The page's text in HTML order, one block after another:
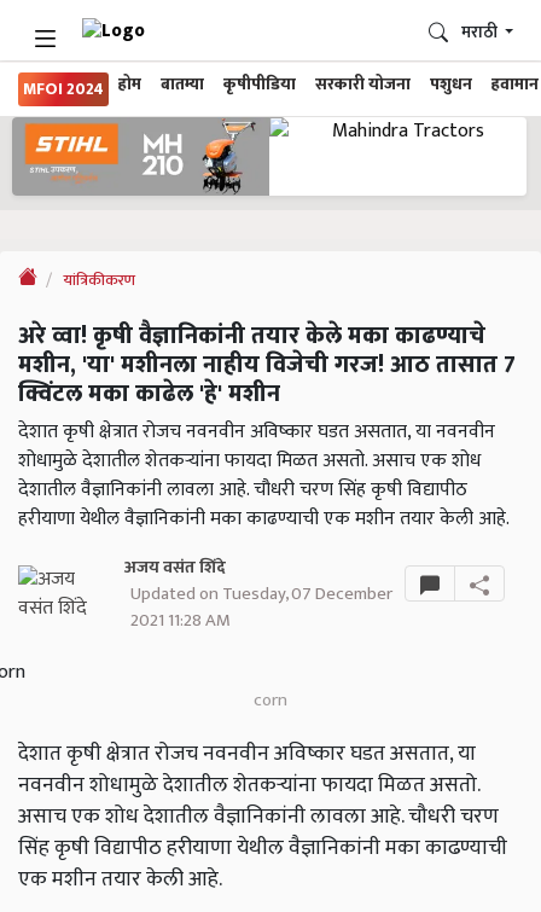
MFOI 2024 होम बातम्या कृषीपीडिया सरकारी योजना पशुधन हवामान
मराठी
यांत्रिकीकरण
अरे व्वा! कृषी वैज्ञानिकांनी तयार केले मका काढण्याचे
मशीन, 'या' मशीनला नाहीय विजेची गरज! आठ तासात 7
क्विंटल मका काढेल 'हे' मशीन
देशात कृषी क्षेत्रात रोजच नवनवीन अविष्कार घडत असतात, या नवनवीन
शोधामुळे देशातील शेतकऱ्यांना फायदा मिळत असतो. असाच एक शोध
देशातील वैज्ञानिकांनी लावला आहे. चौधरी चरण सिंह कृषी विद्यापीठ
हरीयाणा येथील वैज्ञानिकांनी मका काढण्याची एक मशीन तयार केली आहे.
अजय वसंत शिंदे
Updated on Tuesday, 07 December
2021 11:28 AM
corn
देशात कृषी क्षेत्रात रोजच नवनवीन अविष्कार घडत असतात, या
नवनवीन शोधामुळे देशातील शेतकऱ्यांना फायदा मिळत असतो.
असाच एक शोध देशातील वैज्ञानिकांनी लावला आहे. चौधरी चरण
सिंह कृषी विद्यापीठ हरीयाणा येथील वैज्ञानिकांनी मका काढण्याची
एक मशीन तयार केली आहे.